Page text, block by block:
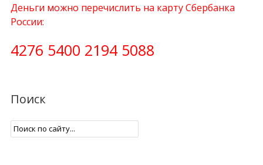
Деньги можно перечислить на карту Сбербанка
России:
4276 5400 2194 5088
Поиск